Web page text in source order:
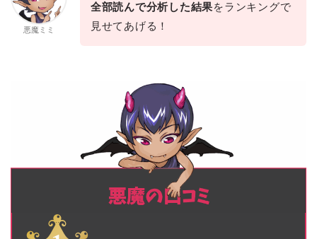
悪魔ミミ
全部読んで分析した結果をランキングで
見せてあげる！